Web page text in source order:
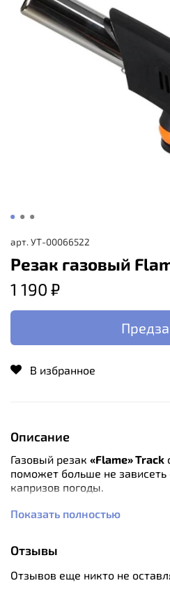
арт. УТ-00066522
Резак газовый
1 190 ₽
В избранное
Описание
Газовый резак «Flame» Track
поможет больше не зависеть
капризов погоды.
С его помощью вы с
горелки, ремонтировать
автосервисов, чинить
совершать любые действия,
регулируемую струю пламени.
Показать полностью
Отзывы
Отзывов еще никто не